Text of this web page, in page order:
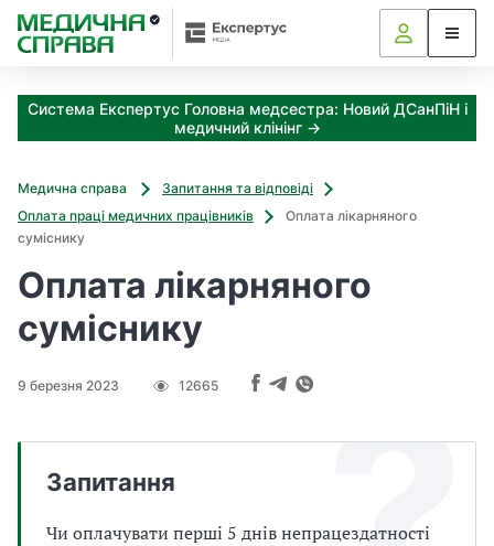
Система Експертус Головна медсестра: Новий ДСанПіН і
медичний клінінг →
Медична справа
Запитання та відповіді
Оплата праці медичних працівників
Оплата лікарняного
суміснику
Оплата лікарняного
суміснику
9 березня 2023 12665
Запитання
Чи оплачувати перші 5 днів непрацездатності
З
а
к
з
д
м
ж
н
о
р